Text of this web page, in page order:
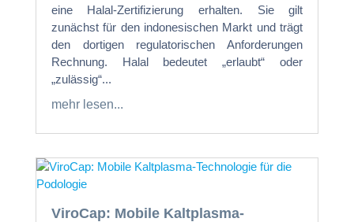
eine Halal-Zertifizierung erhalten. Sie gilt
zunächst für den indonesischen Markt und trägt
den dortigen regulatorischen Anforderungen
Rechnung. Halal bedeutet „erlaubt“ oder
„zulässig“...
mehr lesen...
ViroCap: Mobile Kaltplasma-